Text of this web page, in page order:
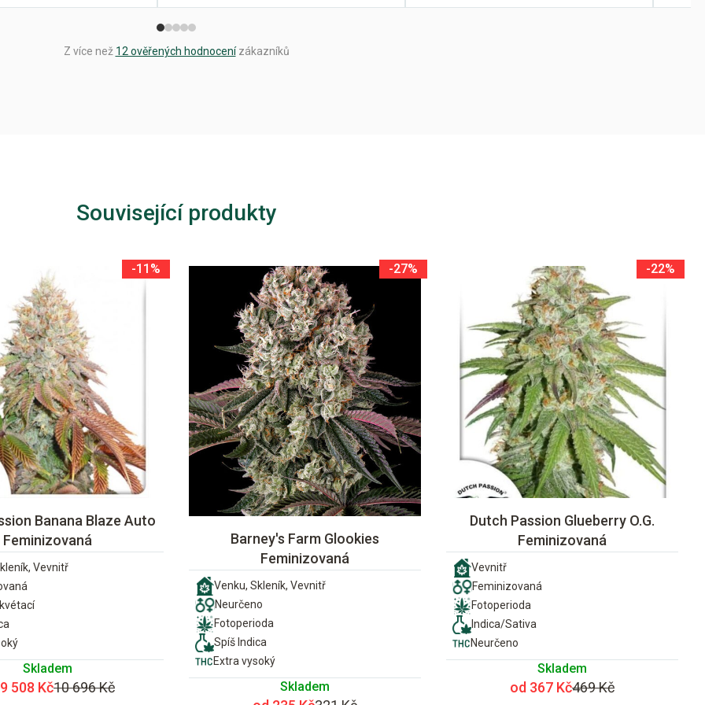
Z více než 12 ověřených hodnocenízákazníků
Související produkty
-11%
Banana Blaze Auto
Feminizovaná
Vevnitř
Skladem
508 Kč10 696 Kč
-27%
Barney's Farm Glookies
Feminizovaná
Venku, Skleník, Vevnitř
Neurčeno
Fotoperioda
Spíš Indica
Extra vysoký
Skladem
-22%
Dutch Passion Glueberry O.G.
Feminizovaná
Vevnitř
Feminizovaná
Fotoperioda
Indica/Sativa
Neurčeno
Skladem
od 367 Kč469 Kč